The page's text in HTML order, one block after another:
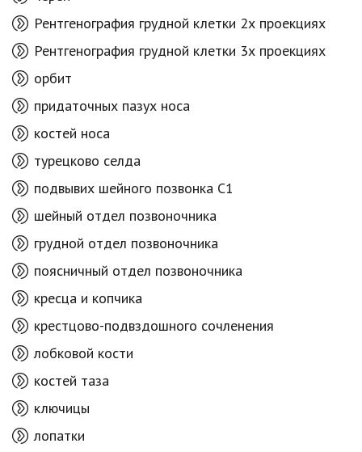
Рентгенография грудной клетки 2х проекциях
Рентгенография грудной клетки 3х проекциях
орбит
придаточных пазух носа
костей носа
турецково селда
подвывих шейного позвонка C1
шейный отдел позвоночника
грудной отдел позвоночника
поясничный отдел позвоночника
кресца и копчика
крестцово-подвздошного сочленения
лобковой кости
костей таза
ключицы
лопатки